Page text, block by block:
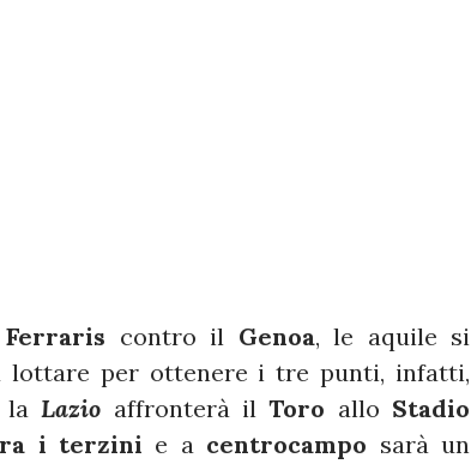
contro il Genoa, le aquile si
lottare per ottenere i tre punti, infatti,
laLazio affronterà ilToro allo Stadio
i terzini e a centrocampo sarà un